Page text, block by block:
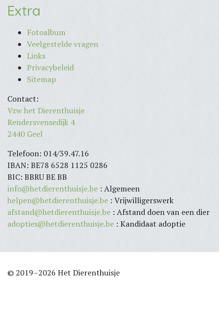
Extra
Fotoalbum
Veelgestelde vragen
Links
Privacybeleid
Sitemap
Contact:
Vzw het Dierenthuisje
Rendersvensedijk 4
2440 Geel
Telefoon: 014/39.47.16
IBAN: BE78 6528 1125 0286
BIC: BBRU BE BB
info@hetdierenthuisje.be : Algemeen
helpen@hetdierenthuisje.be : Vrijwilligerswerk
afstand@hetdierenthuisje.be : Afstand doen van een dier
adopties@hetdierenthuisje.be : Kandidaat adoptie
© 2019–2026 Het Dierenthuisje